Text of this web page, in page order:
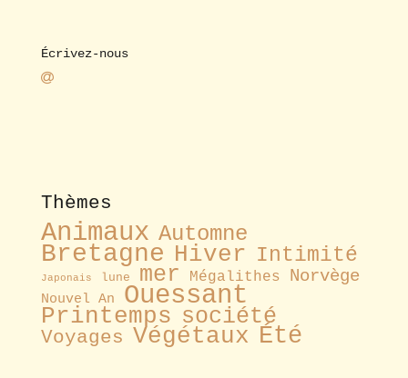
Écrivez-nous
Thèmes
Animaux Automne
Bretagne Hiver Intimité
Japonais lune mer Mégalithes Norvège
Nouvel An Ouessant
Printemps société
Voyages Végétaux Été